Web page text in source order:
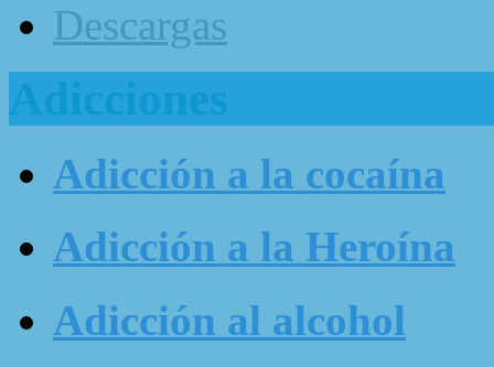
Descargas
Adicciones
Adicción a la cocaína
Adicción a la Heroína
Adicción al alcohol